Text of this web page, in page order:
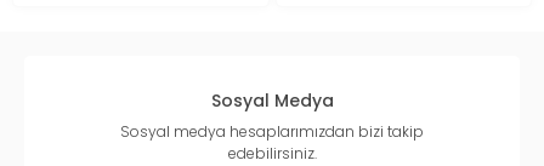
Sosyal Medya
Sosyal medya hesaplarımızdan bizi takip
edebilirsiniz.